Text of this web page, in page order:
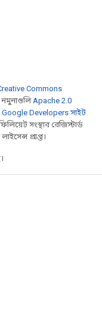
Commons
Apache 2.0
Google Developers সাইট
সংস্থার রেজিস্টার্ড
প্রাপ্ত।